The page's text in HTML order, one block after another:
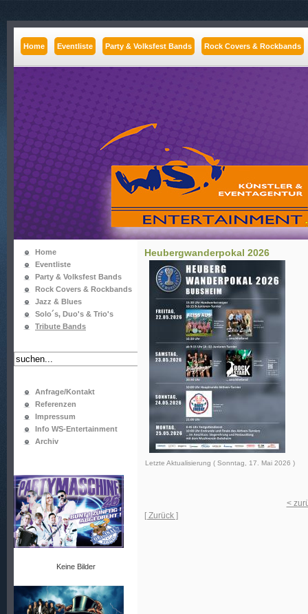
Home Eventliste Party & Volksfest Bands Rock Covers & Rockbands
Home
Eventliste
Party & Volksfest Bands
Rock Covers & Rockbands
Jazz & Blues
Solo´s, Duo's & Trio's
Tribute Bands
Anfrage/Kontakt
Referenzen
Impressum
Info WS-Entertainment
Archiv
Keine Bilder
Heubergwanderpokal 2026
Letzte Aktualisierung ( Sonntag, 17. Mai 2026 )
<
[ Zurück ]